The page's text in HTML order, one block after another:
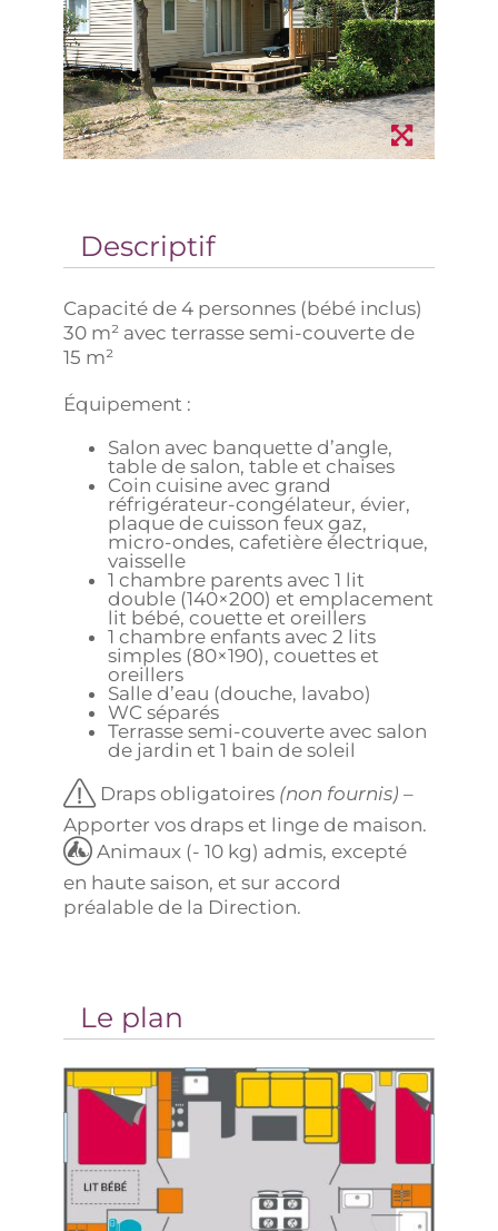
Descriptif
Capacité de 4 personnes (bébé inclus)
30 m² avec terrasse semi-couverte de
15 m²
Équipement :
Salon avec banquette d’angle,
table de salon, table et chaises
Coin cuisine avec grand
réfrigérateur-congélateur, évier,
plaque de cuisson feux gaz,
micro-ondes, cafetière électrique,
vaisselle
1 chambre parents avec 1 lit
double (140×200) et emplacement
lit bébé, couette et oreillers
1 chambre enfants avec 2 lits
simples (80×190), couettes et
oreillers
Salle d’eau (douche, lavabo)
WC séparés
Terrasse semi-couverte avec salon
de jardin et 1 bain de soleil
Draps obligatoires (non fournis) –
Apporter vos draps et linge de maison.
Animaux (- 10 kg) admis, excepté
en haute saison, et sur accord
préalable de la Direction.
Le plan